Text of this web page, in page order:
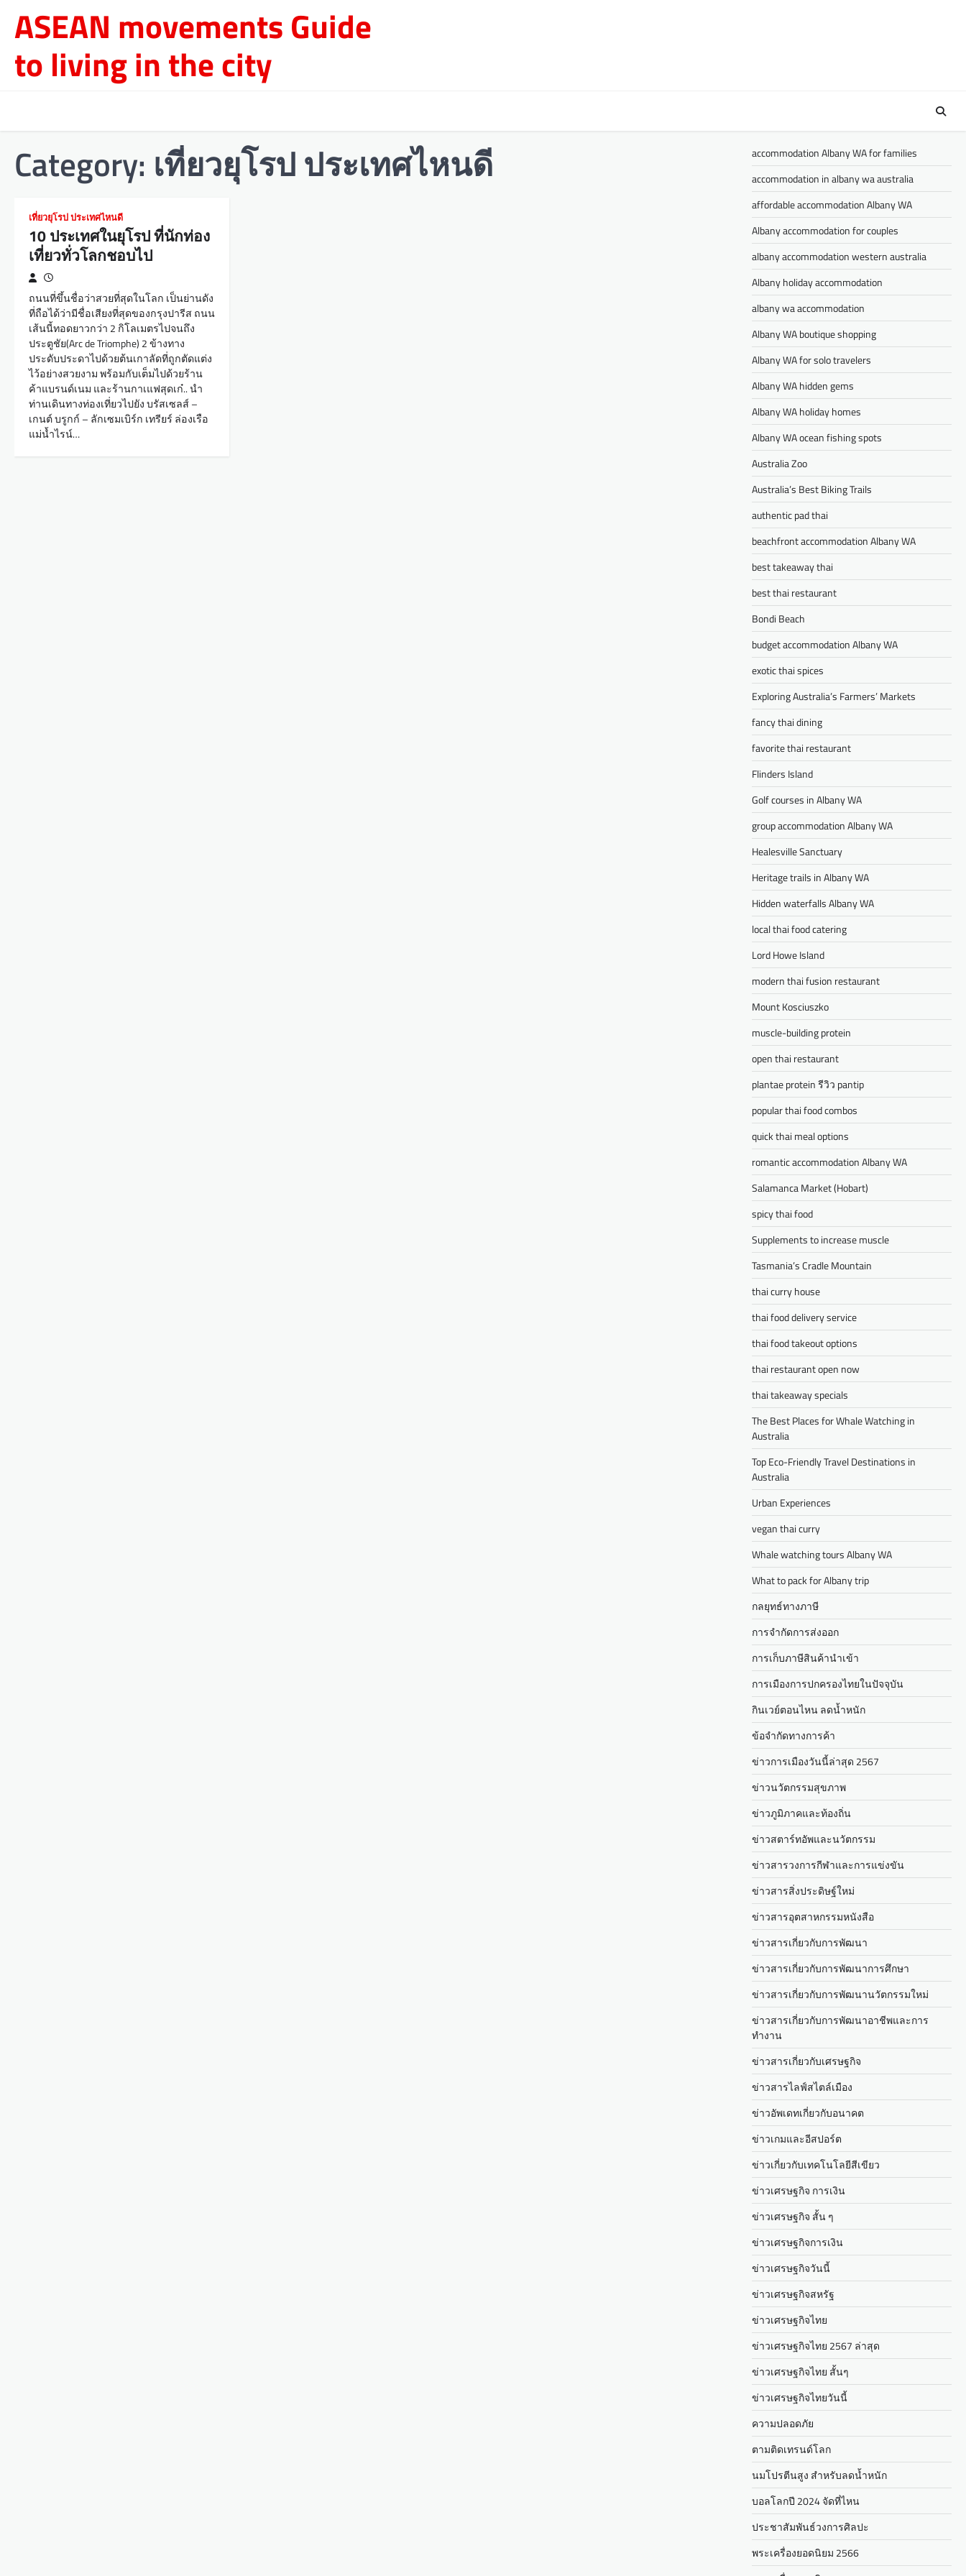
content
ASEAN movements Guide
to living in the city
Category: เที่ยวยุโรป ประเทศไหนดี
เที่ยวยุโรป ประเทศไหนดี
10 ประเทศในยุโรป ที่นักท่อง
เที่ยวทั่วโลกชอบไป
ถนนที่ขึ้นชื่อว่าสวยที่สุดในโลก เป็นย่านดัง
ที่ถือได้ว่ามีชื่อเสียงที่สุดของกรุงปารีส ถนน
เส้นนี้ทอดยาวกว่า 2 กิโลเมตรไปจนถึง
ประตูชัย(Arc de Triomphe) 2 ข้างทาง
ประดับประดาไปด้วยต้นเกาลัดที่ถูกตัดแต่ง
ไว้อย่างสวยงาม พร้อมกับเต็มไปด้วยร้าน
ค้าแบรนด์เนม และร้านกาเแฟสุดเก๋.. นำ
ท่านเดินทางท่องเที่ยวไปยัง บรัสเซลส์ –
เกนต์ บรูกก์ – ลักเซมเบิร์ก เทรียร์ ล่องเรือ
แม่น้ำไรน์…
accommodation Albany WA for families
accommodation in albany wa australia
affordable accommodation Albany WA
Albany accommodation for couples
albany accommodation western australia
Albany holiday accommodation
albany wa accommodation
Albany WA boutique shopping
Albany WA for solo travelers
Albany WA hidden gems
Albany WA holiday homes
Albany WA ocean fishing spots
Australia Zoo
Australia’s Best Biking Trails
authentic pad thai
beachfront accommodation Albany WA
best takeaway thai
best thai restaurant
Bondi Beach
budget accommodation Albany WA
exotic thai spices
Exploring Australia’s Farmers’ Markets
fancy thai dining
favorite thai restaurant
Flinders Island
Golf courses in Albany WA
group accommodation Albany WA
Healesville Sanctuary
Heritage trails in Albany WA
Hidden waterfalls Albany WA
local thai food catering
Lord Howe Island
modern thai fusion restaurant
Mount Kosciuszko
muscle-building protein
open thai restaurant
plantae protein รีวิว pantip
popular thai food combos
quick thai meal options
romantic accommodation Albany WA
Salamanca Market (Hobart)
spicy thai food
Supplements to increase muscle
Tasmania’s Cradle Mountain
thai curry house
thai food delivery service
thai food takeout options
thai restaurant open now
thai takeaway specials
The Best Places for Whale Watching in
Australia
Top Eco-Friendly Travel Destinations in
Australia
Urban Experiences
vegan thai curry
Whale watching tours Albany WA
What to pack for Albany trip
กลยุทธ์ทางภาษี
การจำกัดการส่งออก
การเก็บภาษีสินค้านำเข้า
การเมืองการปกครองไทยในปัจจุบัน
กินเวย์ตอนไหน ลดน้ำหนัก
ข้อจำกัดทางการค้า
ข่าวการเมืองวันนี้ล่าสุด 2567
ข่าวนวัตกรรมสุขภาพ
ข่าวภูมิภาคและท้องถิ่น
ข่าวสตาร์ทอัพและนวัตกรรม
ข่าวสารวงการกีฬาและการแข่งขัน
ข่าวสารสิ่งประดิษฐ์ใหม่
ข่าวสารอุตสาหกรรมหนังสือ
ข่าวสารเกี่ยวกับการพัฒนา
ข่าวสารเกี่ยวกับการพัฒนาการศึกษา
ข่าวสารเกี่ยวกับการพัฒนานวัตกรรมใหม่
ข่าวสารเกี่ยวกับการพัฒนาอาชีพและการ
ทำงาน
ข่าวสารเกี่ยวกับเศรษฐกิจ
ข่าวสารไลฟ์สไตล์เมือง
ข่าวอัพเดทเกี่ยวกับอนาคต
ข่าวเกมและอีสปอร์ต
ข่าวเกี่ยวกับเทคโนโลยีสีเขียว
ข่าวเศรษฐกิจ การเงิน
ข่าวเศรษฐกิจ สั้น ๆ
ข่าวเศรษฐกิจการเงิน
ข่าวเศรษฐกิจวันนี้
ข่าวเศรษฐกิจสหรัฐ
ข่าวเศรษฐกิจไทย
ข่าวเศรษฐกิจไทย 2567 ล่าสุด
ข่าวเศรษฐกิจไทย สั้นๆ
ข่าวเศรษฐกิจไทยวันนี้
ความปลอดภัย
ตามติดเทรนด์โลก
นมโปรตีนสูง สำหรับลดน้ำหนัก
บอลโลกปี 2024 จัดที่ไหน
ประชาสัมพันธ์วงการศิลปะ
พระเครื่องยอดนิยม 2566